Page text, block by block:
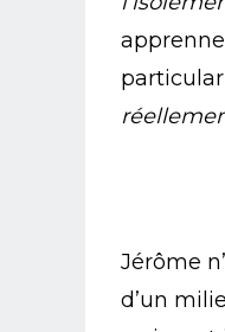
Jérôme
d’un